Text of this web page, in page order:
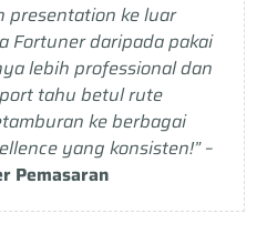
presentation ke luar
Fortuner daripada pakai
lebih professional dan
tahu betul rute
ke berbagai
yang konsisten!”–
Pemasaran